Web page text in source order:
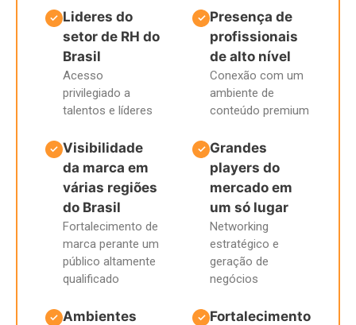
✓ Lideres do
setor de RH do
Brasil
Acesso
privilegiado a
talentos e líderes
✓ Presença de
profissionais
de alto nível
Conexão com um
ambiente de
conteúdo premium
✓ Visibilidade
da marca em
várias regiões
do Brasil
Fortalecimento de
marca perante um
público altamente
qualificado
✓ Grandes
players do
mercado em
um só lugar
Networking
estratégico e
geração de
negócios
✓ Ambientes
✓ Fortalecimento